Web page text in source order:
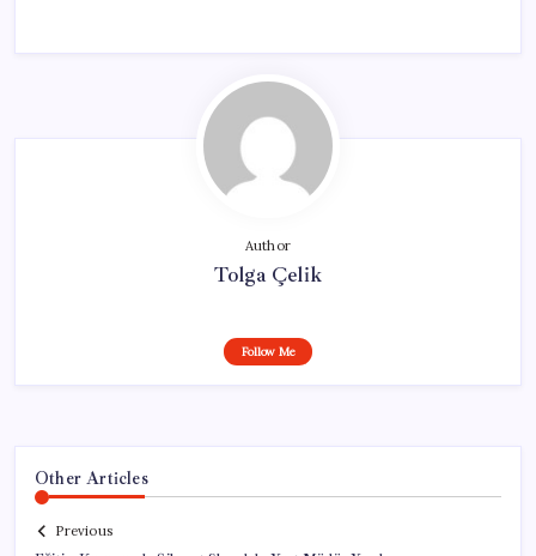
Author
Tolga Çelik
Follow Me
Other Articles
Previous